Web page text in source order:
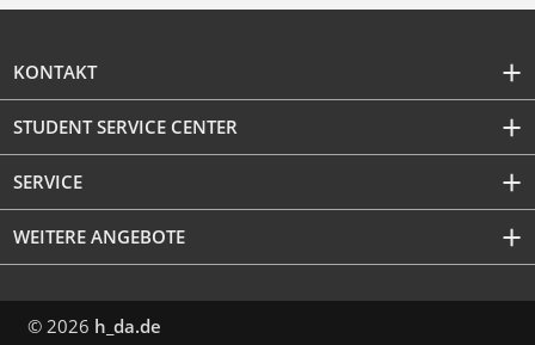
KONTAKT
STUDENT SERVICE CENTER
SERVICE
WEITERE ANGEBOTE
© 2026 h_da.de